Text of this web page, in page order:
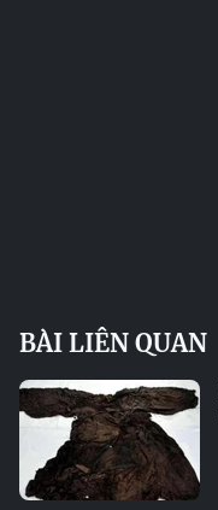
BÀI LIÊN QUAN